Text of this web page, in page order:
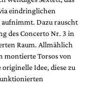
eindringlichen
Dazu rauscht
des Concerto Nr. 3 in
Raum. Allmählich
montierte Torsos von
Idee, diese zu